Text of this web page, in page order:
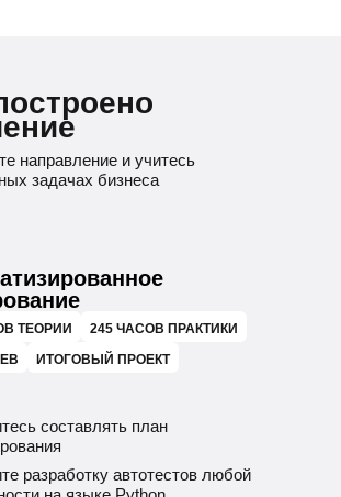
направление и учитесь
задачах бизнеса
ТЕОРИИ
245 ЧАСОВ ПРАКТИКИ
ИТОГОВЫЙ ПРОЕКТ
составлять план
разработку автотестов любой